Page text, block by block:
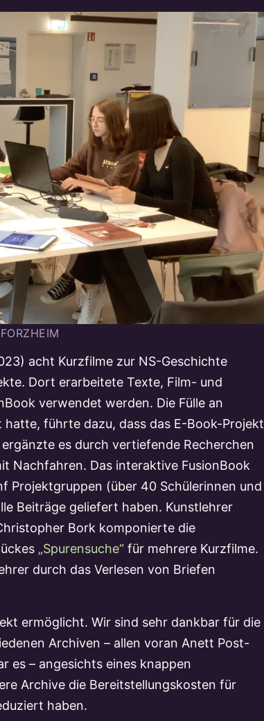
acht Kurzfilme zur NS-Geschichte
Dort erarbeitete Texte, Film- und
verwendet werden. Die Fülle an
hatte, führte dazu, dass das E-Book-Projekt
es durch vertiefende Recherchen
Nachfahren. Das interaktive FusionBook
Projektgruppen (über 40 Schülerinnen und
Beiträge geliefert haben. Kunstlehrer
Bork komponierte die
„Spurensuche“ für mehrere Kurzfilme.
durch das Verlesen von Briefen
ermöglicht. Wir sind sehr dankbar für die
Archiven – allen voran Anett Post-
es – angesichts eines knappen
Archive die Bereitstellungskosten für
haben.